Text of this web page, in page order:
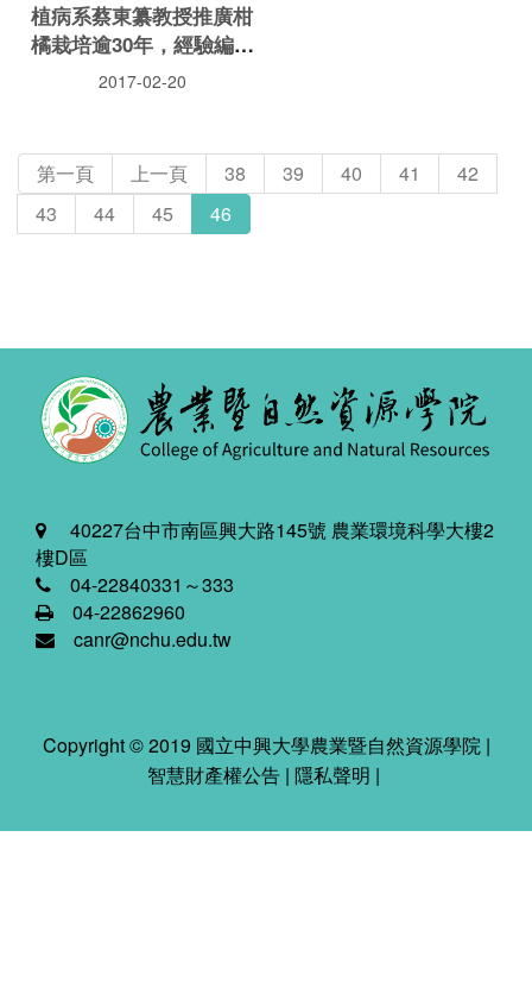
植病系蔡東纂教授推廣柑
橘栽培逾30年，經驗編成
書
2017-02-20
第一頁 上一頁 38 39 40 41
42
43
44 45 46
40227台中市南區興大路145號 農業環境科學大樓2
樓D區
04-22840331～333
04-22862960
canr@nchu.edu.tw
Copyright © 2019 國立中興大學農業暨自然資源學院 |
智慧財產權公告 | 隱私聲明 |